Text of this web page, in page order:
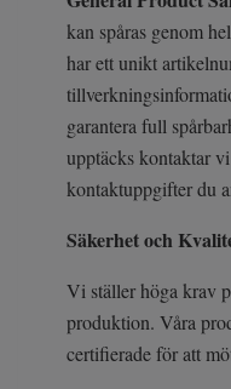
kan spåras genom
har ett unikt
garantera full
upptäcks kontaktar
kontaktuppgifter du
Säkerhet och
Vi ställer höga krav
produktion. Våra
certifierade för att